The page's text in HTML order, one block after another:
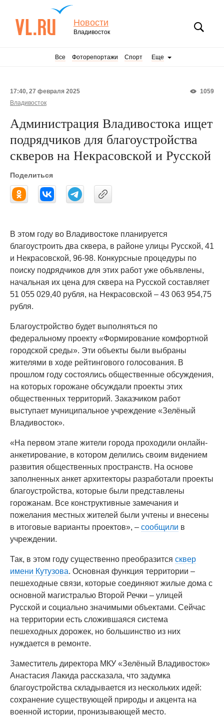
Новости
Владивосток
Все Фоторепортажи Спорт Еще
1059
17:40, 27 февраля 2025
Владивосток
Администрация Владивостока ищет
подрядчиков для благоустройства
скверов на Некрасовской и Русской
Поделиться
В этом году во Владивостоке планируется
благоустроить два сквера, в районе улицы Русской, 41
и Некрасовской, 96-98. Конкурсные процедуры по
поиску подрядчиков для этих работ уже объявлены,
начальная их цена для сквера на Русской составляет
51 055 029,40 рубля, на Некрасовской – 43 063 954,75
рубля.
Благоустройство будет выполняться по
федеральному проекту «Формирование комфортной
городской среды». Эти объекты были выбраны
жителями в ходе рейтингового голосования. В
прошлом году состоялись общественные обсуждения,
на которых горожане обсуждали проекты этих
общественных территорий. Заказчиком работ
выступает муниципальное учреждение «Зелёный
Владивосток».
«На первом этапе жители города проходили онлайн-
анкетирование, в котором делились своим видением
развития общественных пространств. На основе
заполненных анкет архитекторы разработали проекты
благоустройства, которые были представлены
горожанам. Все конструктивные замечания и
пожелания местных жителей были учтены и внесены
в итоговые варианты проектов», – сообщили в
учреждении.
Так, в этом году существенно преобразится сквер
имени Кутузова. Основная функция территории –
пешеходные связи, которые соединяют жилые дома с
основной магистралью Второй Речки – улицей
Русской и социально значимыми объектами. Сейчас
на территории есть сложившаяся система
пешеходных дорожек, но большинство из них
нуждается в ремонте.
Заместитель директора МКУ «Зелёный Владивосток»
Анастасия Лакида рассказала, что задумка
благоустройства складывается из нескольких идей:
сохранение существующей природы и акцента на
военной истории, пронизывающей место.